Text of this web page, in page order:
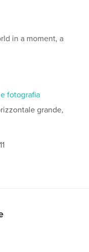
in a moment, a
fotografia
grande,